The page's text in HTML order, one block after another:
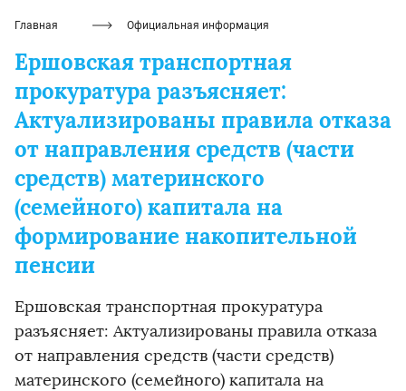
Главная Официальная информация
Ершовская транспортная
прокуратура разъясняет:
Актуализированы правила отказа
от направления средств (части
средств) материнского
(семейного) капитала на
формирование накопительной
пенсии
Ершовская транспортная прокуратура
разъясняет: Актуализированы правила отказа
от направления средств (части средств)
материнского (семейного) капитала на